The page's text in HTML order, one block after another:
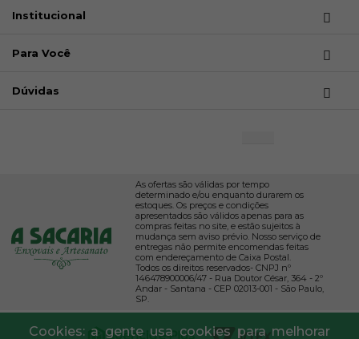
Cookies: a gente usa cookies para melhorar
Institucional
Para Você
Dúvidas
As ofertas são válidas por tempo
determinado e/ou enquanto durarem os
estoques. Os preços e condições
apresentados são válidos apenas para as
compras feitas no site, e estão sujeitos à
mudança sem aviso prévio. Nosso serviço de
entregas não permite encomendas feitas
com endereçamento de Caixa Postal.
Todos os direitos reservados- CNPJ nº
146478900006/47 - Rua Doutor César, 364 - 2º
Andar - Santana - CEP 02013-001 - São Paulo,
SP.